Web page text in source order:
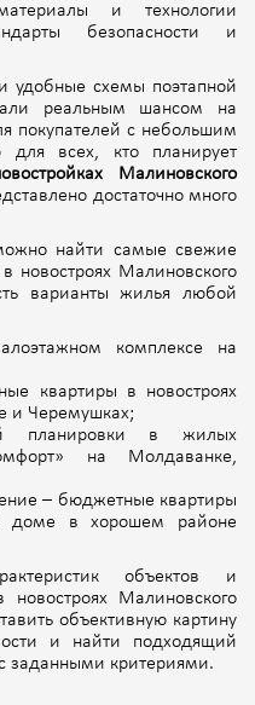
и технологии
безопасности и
удобные схемы поэтапной
реальным шансом на
покупателей с небольшим
всех, кто планирует
Малиновского
достаточно много
найти самые свежие
новостроях Малиновского
варианты жилья любой
комплексе на
квартиры в новостроях
и Черемушках;
планировки в жилых
на Молдаванке,
– бюджетные квартиры
доме в хорошем районе
объектов и
Малиновского
объективную картину
и найти подходящий
заданными критериями.